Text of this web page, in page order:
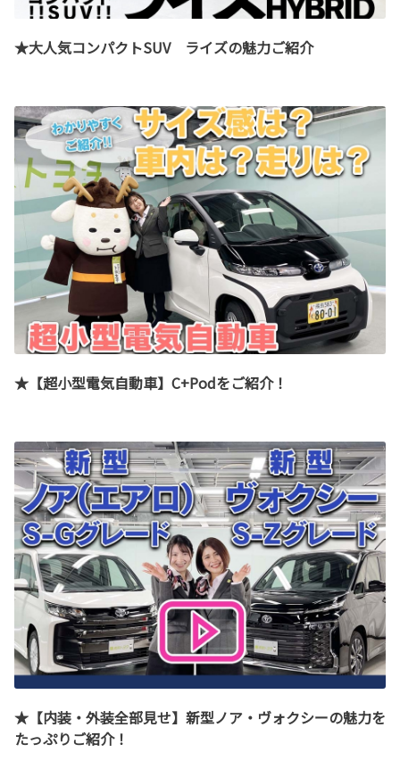
★大人気コンパクトSUV ライズの魅力ご紹介
★【超小型電気自動車】C+Podをご紹介！
★【内装・外装全部見せ】新型ノア・ヴォクシーの魅力を
たっぷりご紹介！